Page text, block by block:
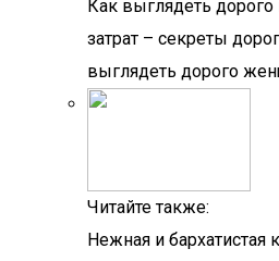
Как выглядеть
затрат – секреты
выглядеть дорого
Читайте также:
Нежная и